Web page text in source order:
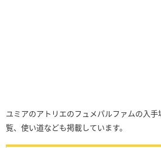
ユミアのアトリエのフュメパルファムの入
覧、使い道なども掲載しています。